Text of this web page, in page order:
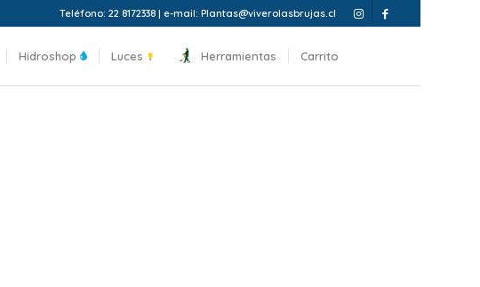
Teléfono: 22 8172338 | e-mail: Plantas@viverolasbrujas.cl
Hidroshop Luces Herramientas Carrito